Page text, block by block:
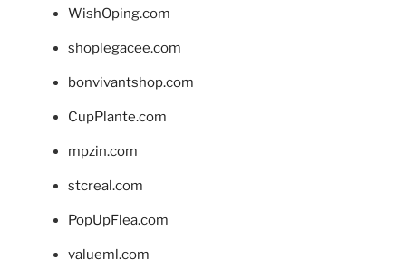
WishOping.com
shoplegacee.com
bonvivantshop.com
CupPlante.com
mpzin.com
stcreal.com
PopUpFlea.com
valueml.com